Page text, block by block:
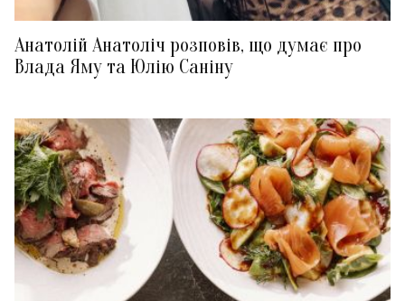
Анатолій Анатоліч розповів, що думає про
Влада Яму та Юлію Саніну